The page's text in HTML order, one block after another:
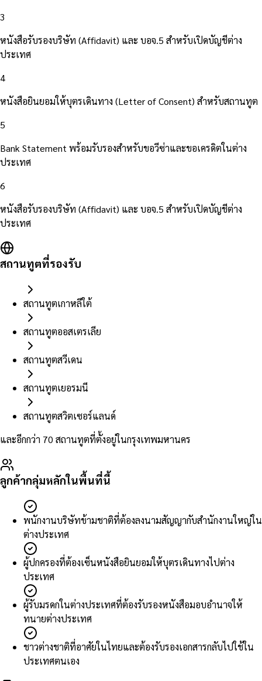
3
หนังสือรับรองบริษัท (Affidavit) และ บอจ.5 สำหรับเปิดบัญชีต่าง
ประเทศ
4
หนังสือยินยอมให้บุตรเดินทาง (Letter of Consent) สำหรับสถานทูต
5
Bank Statement พร้อมรับรองสำหรับขอวีซ่าและขอเครดิตในต่าง
ประเทศ
6
หนังสือรับรองบริษัท (Affidavit) และ บอจ.5 สำหรับเปิดบัญชีต่าง
ประเทศ
สถานทูตที่รองรับ
สถานทูตเกาหลีใต้
สถานทูตออสเตรเลีย
สถานทูตสวีเดน
สถานทูตเยอรมนี
สถานทูตสวิตเซอร์แลนด์
และอีกกว่า 70 สถานทูตที่ตั้งอยู่ในกรุงเทพมหานคร
ลูกค้ากลุ่มหลักในพื้นที่นี้
พนักงานบริษัทข้ามชาติที่ต้องลงนามสัญญากับสำนักงานใหญ่ใน
ต่างประเทศ
ผู้ปกครองที่ต้องเซ็นหนังสือยินยอมให้บุตรเดินทางไปต่าง
ประเทศ
ผู้รับมรดกในต่างประเทศที่ต้องรับรองหนังสือมอบอำนาจให้
ทนายต่างประเทศ
ชาวต่างชาติที่อาศัยในไทยและต้องรับรองเอกสารกลับไปใช้ใน
ประเทศตนเอง